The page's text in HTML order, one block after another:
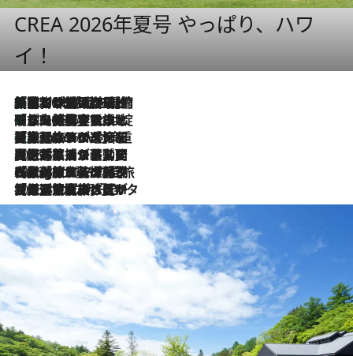
CREA 2026年夏号 やっぱり、ハワ
イ！
2026.8.6
「荷物が増えるほど旅ストレスは増す」美容ジャーナリストがたどり着いた最終結論。“化粧品を劇的に減らす”感動の凝縮美容とは
2026.8.6
「旅先には金髪ウィッグを持参」日本と同じメイクでは損してる!? 美容ジャーナリストが提案する“掟破りの旅美容”とは
2026.8.6
【厳選旅コスメ】「身軽さ＆UV対策重視！」ヘアアーティストshucoが選んだ夏旅ベストコスメを発表【Mサイズジップ】
2026.8.5
【厳選旅コスメ】国内をあちこち移動する河井菜摘が選んだ夏旅ベストコスメ発表！「リラックスアイテムはマスト」【Mサイズジップ】
2026.8.4
【厳選旅コスメ】「紫外線＆乾燥対策しながらメイク感も！」ヘア＆メイクGeorgeが選んだ夏旅ベストコスメを発表！【Mサイズジップ】
2026.8.3
【厳選旅コスメ】「保湿もタイパ重視！」“サウナ好き”タレント清水みさとが愛用する夏旅ベストコスメを発表！【Mサイズジップ】